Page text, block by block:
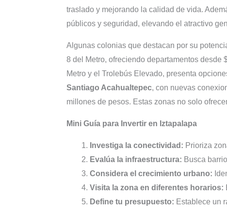
traslado y mejorando la calidad de vida.
públicos y seguridad, elevando el atractivo
Algunas colonias que destacan por su
8 del Metro, ofreciendo departamentos desde
Metro y el Trolebús Elevado, presenta
Santiago Acahualtepec, con nuevas
millones de pesos. Estas zonas no solo
Mini Guía para Invertir en Iztapalapa
Investiga la conectividad: Prioriza
Evalúa la infraestructura: Busca
Considera el crecimiento urbano:
Visita la zona en diferentes horarios:
Define tu presupuesto: Establece un